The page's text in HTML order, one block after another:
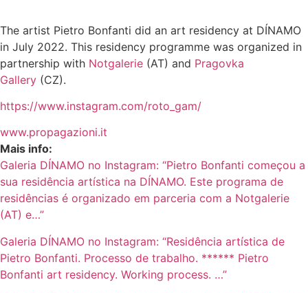
The artist Pietro Bonfanti did an art residency at DÍNAMO
in July 2022. This residency programme was organized in
partnership with Notgalerie (AT) and Pragovka
Gallery (CZ).
https://www.instagram.com/roto_gam/
www.propagazioni.it
Mais info:
Galeria DÍNAMO no Instagram: “Pietro Bonfanti começou a
sua residência artística na DÍNAMO. Este programa de
residências é organizado em parceria com a Notgalerie
(AT) e…”
Galeria DÍNAMO no Instagram: “Residência artística de
Pietro Bonfanti. Processo de trabalho. ****** Pietro
Bonfanti art residency. Working process. …”